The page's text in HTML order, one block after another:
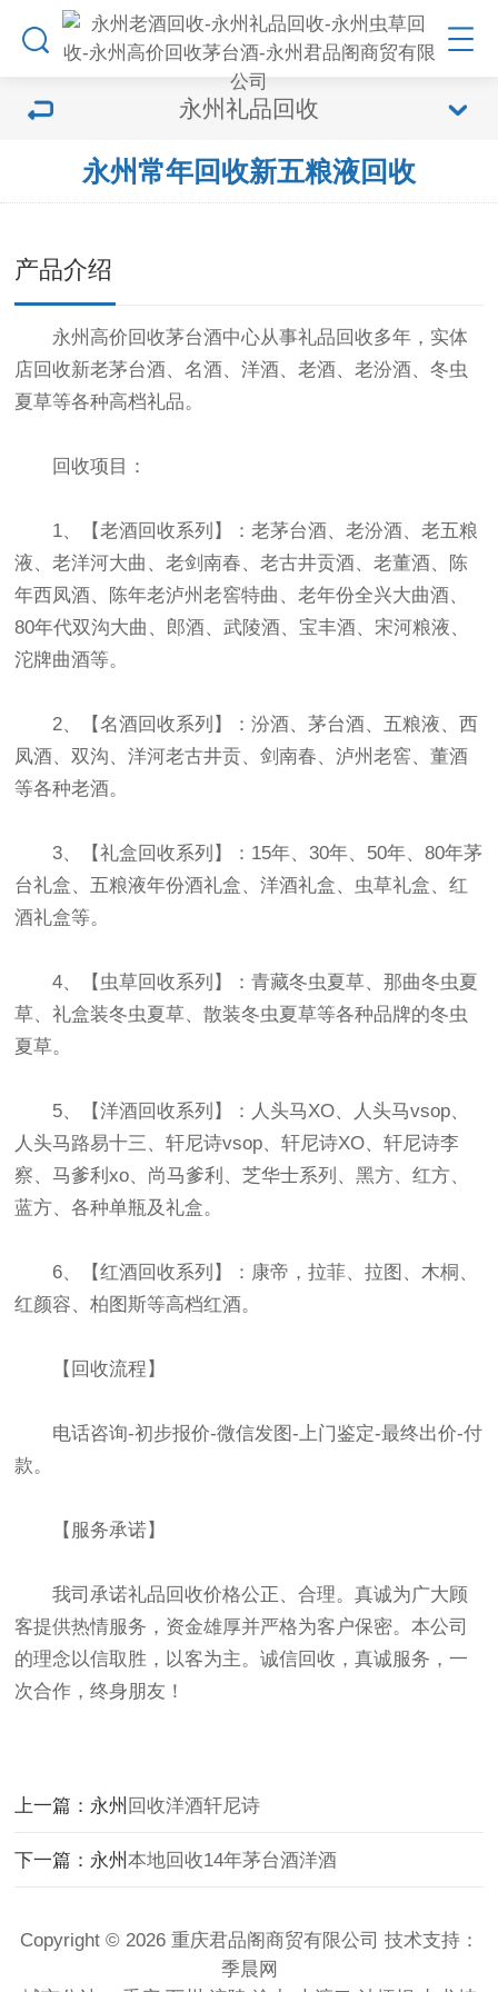
永州礼品回收
永州常年回收新五粮液回收
产品介绍
永州高价回收茅台酒中心从事礼品回收多年，实体
店回收新老茅台酒、名酒、洋酒、老酒、老汾酒、冬虫
夏草等各种高档礼品。
回收项目：
1、【老酒回收系列】：老茅台酒、老汾酒、老五粮
液、老洋河大曲、老剑南春、老古井贡酒、老董酒、陈
年西凤酒、陈年老泸州老窖特曲、老年份全兴大曲酒、
80年代双沟大曲、郎酒、武陵酒、宝丰酒、宋河粮液、
沱牌曲酒等。
2、【名酒回收系列】：汾酒、茅台酒、五粮液、西
凤酒、双沟、洋河老古井贡、剑南春、泸州老窖、董酒
等各种老酒。
3、【礼盒回收系列】：15年、30年、50年、80年茅
台礼盒、五粮液年份酒礼盒、洋酒礼盒、虫草礼盒、红
酒礼盒等。
4、【虫草回收系列】：青藏冬虫夏草、那曲冬虫夏
草、礼盒装冬虫夏草、散装冬虫夏草等各种品牌的冬虫
夏草。
5、【洋酒回收系列】：人头马XO、人头马vsop、
人头马路易十三、轩尼诗vsop、轩尼诗XO、轩尼诗李
察、马爹利xo、尚马爹利、芝华士系列、黑方、红方、
蓝方、各种单瓶及礼盒。
6、【红酒回收系列】：康帝，拉菲、拉图、木桐、
红颜容、柏图斯等高档红酒。
【回收流程】
电话咨询-初步报价-微信发图-上门鉴定-最终出价-付
款。
【服务承诺】
我司承诺礼品回收价格公正、合理。真诚为广大顾
客提供热情服务，资金雄厚并严格为客户保密。本公司
的理念以信取胜，以客为主。诚信回收，真诚服务，一
次合作，终身朋友！
上一篇：永州 回收洋酒轩尼诗
下一篇：永州本地回收14年茅台酒洋酒
Copyright © 2026 重庆君品阁商贸有限公司 技术支持：
季晨网